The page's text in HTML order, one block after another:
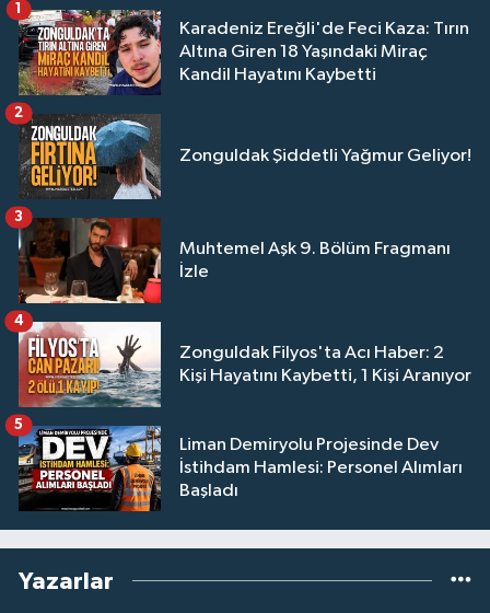
Karadeniz Ereğli'de Feci Kaza: Tırın
Altına Giren 18 Yaşındaki Miraç
Kandil Hayatını Kaybetti
1
Zonguldak Şiddetli Yağmur Geliyor!
2
Muhtemel Aşk 9. Bölüm Fragmanı
İzle
3
Zonguldak Filyos'ta Acı Haber: 2
Kişi Hayatını Kaybetti, 1 Kişi Aranıyor
4
Liman Demiryolu Projesinde Dev
İstihdam Hamlesi: Personel Alımları
Başladı
5
Yazarlar